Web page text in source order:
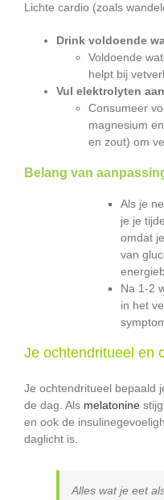
Lichte cardio (zoals
Drink voldoende
Voldoende
helpt bij
Vul elektrolyten aan
Consumeer
magnesium
en zout) om
Belang van
Als je
je je
omdat
van
Na 1-2
in het
Je ochtendritueel en
Je ochtendritueel bepaald
de dag. Als melatonine
en ook de
daglicht is.
Alles wat je eet